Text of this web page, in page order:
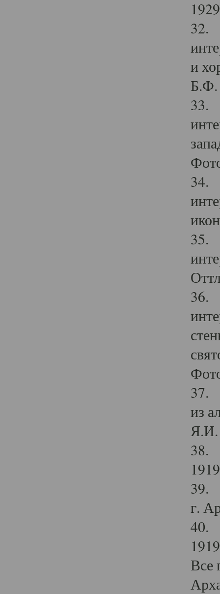
32.
и
Б.Ф.
33.
34.
35.
36.
37.
из
Я.И.
38.
39.
г.
40.
Все